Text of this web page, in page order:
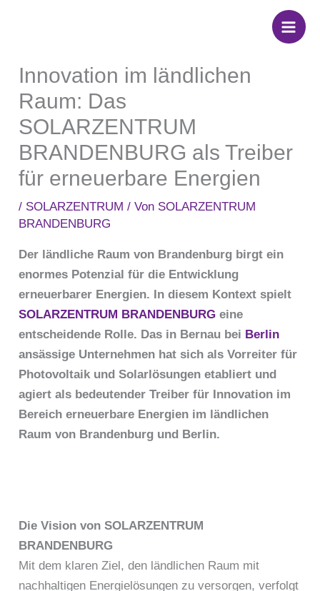
Innovation im ländlichen
Raum: Das
SOLARZENTRUM
BRANDENBURG als Treiber
für erneuerbare Energien
/ SOLARZENTRUM / Von SOLARZENTRUM
BRANDENBURG
Der ländliche Raum von Brandenburg birgt ein
enormes Potenzial für die Entwicklung
erneuerbarer Energien. In diesem Kontext spielt
SOLARZENTRUM BRANDENBURG eine
entscheidende Rolle. Das in Bernau bei Berlin
ansässige Unternehmen hat sich als Vorreiter für
Photovoltaik und Solarlösungen etabliert und
agiert als bedeutender Treiber für Innovation im
Bereich erneuerbare Energien im ländlichen
Raum von Brandenburg und Berlin.
Die Vision von SOLARZENTRUM
BRANDENBURG
Mit dem klaren Ziel, den ländlichen Raum mit
nachhaltigen Energielösungen zu versorgen, verfolgt